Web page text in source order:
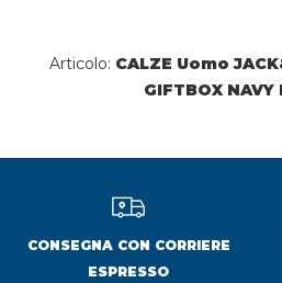
Articolo: CALZE Uomo
GIFTBOX NAVY
CONSEGNA CON CORRIERE
ESPRESSO